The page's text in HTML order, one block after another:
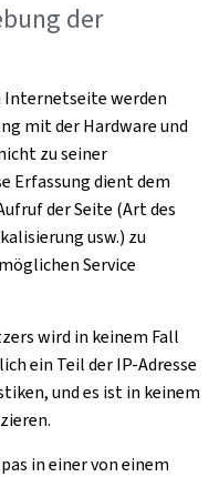
der
Internetseite werden
mit der Hardware und
zu seiner
Erfassung dient dem
der Seite (Art des
usw.) zu
Service
wird in keinem Fall
ein Teil der IP-Adresse
und es ist in keinem
in einer von einem